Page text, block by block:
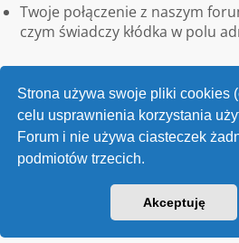
Strona używa swoje pliki cookies
celu usprawnienia korzystania
Forum i nie używa ciasteczek
podmiotów trzecich.
Akceptuję
Twoje połączenie z naszym
czym świadczy kłódka w polu
v118